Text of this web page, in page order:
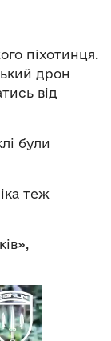
піхотинця.
дрон
від
були
теж